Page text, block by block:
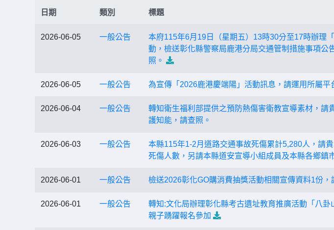
日期 類別 標題
2026-06-05 一般公告
本府115年6月19日（星期五）13時30分至17時辦理
動，檢送彰化縣警察局鹿港分局交通管制措施事項
照。
2026-06-05 一般公告 為宣傳「2026鹿港慶端陽」活動訊息，請運用所屬
2026-06-04 一般公告
轉知衛生福利部提供之預防熱傷害衛教宣導素材，
護知能，請查照。
2026-06-03 一般公告
本縣115年1-2月道路交通事故死傷累計5,280人，請
死傷人數，另請本縣道安宣導小組成員及本縣各鄉鎮
2026-06-01 一般公告 檢送2026彰化GO購消費抽獎活動相關宣傳資料1份
2026-06-01 一般公告
轉知:文化局辦理彰化縣考古遺址教育推廣活動「八
親子踴躍報名參加